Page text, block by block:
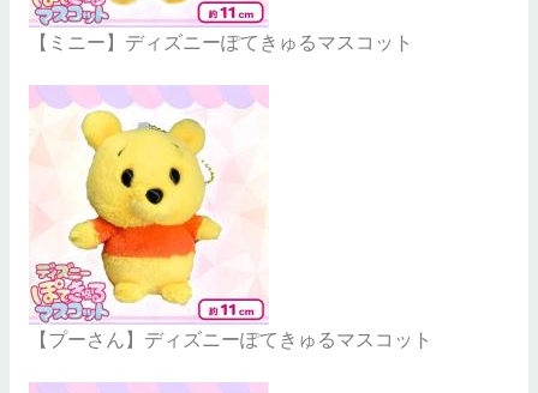
【ミニー】ディズニーぽてきゅるマスコット
【プーさん】ディズニーぽてきゅるマスコット